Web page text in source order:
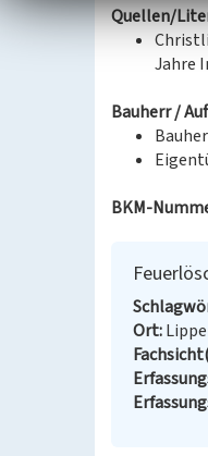
Quellen/
Jahre
Bauherr /
BKM-
Ort